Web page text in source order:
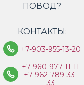
ПОВОД?
КОНТАКТЫ:
+7-903-955-13-20
+7-960-977-11-11
+7-962-789-33-
33